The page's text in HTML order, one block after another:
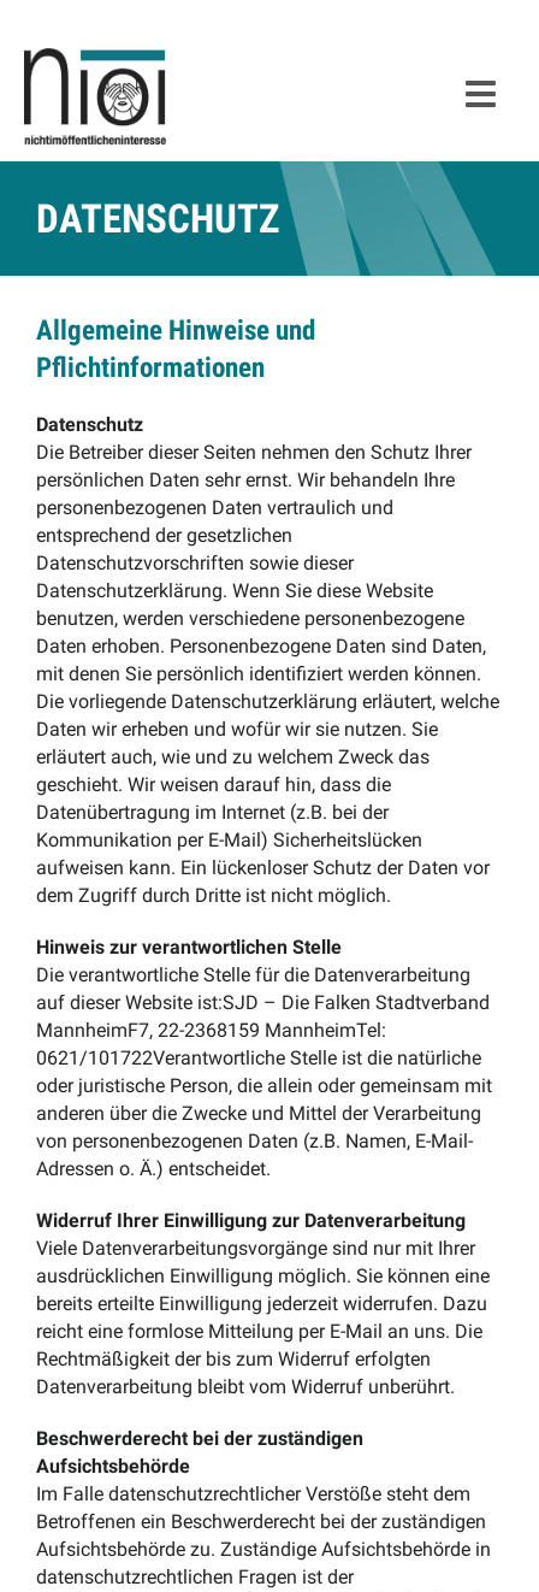
DATENSCHUTZ
Allgemeine Hinweise und
Pflichtinformationen
Datenschutz
Die Betreiber dieser Seiten nehmen den Schutz Ihrer
persönlichen Daten sehr ernst. Wir behandeln Ihre
personenbezogenen Daten vertraulich und
entsprechend der gesetzlichen
Datenschutzvorschriften sowie dieser
Datenschutzerklärung. Wenn Sie diese Website
benutzen, werden verschiedene personenbezogene
Daten erhoben. Personenbezogene Daten sind Daten,
mit denen Sie persönlich identifiziert werden können.
Die vorliegende Datenschutzerklärung erläutert, welche
Daten wir erheben und wofür wir sie nutzen. Sie
erläutert auch, wie und zu welchem Zweck das
geschieht. Wir weisen darauf hin, dass die
Datenübertragung im Internet (z.B. bei der
Kommunikation per E-Mail) Sicherheitslücken
aufweisen kann. Ein lückenloser Schutz der Daten vor
dem Zugriff durch Dritte ist nicht möglich.
Hinweis zur verantwortlichen Stelle
Die verantwortliche Stelle für die Datenverarbeitung
auf dieser Website ist:SJD – Die Falken Stadtverband
MannheimF7, 22-2368159 MannheimTel:
0621/101722Verantwortliche Stelle ist die natürliche
oder juristische Person, die allein oder gemeinsam mit
anderen über die Zwecke und Mittel der Verarbeitung
von personenbezogenen Daten (z.B. Namen, E-Mail-
Adressen o. Ä.) entscheidet.
Widerruf Ihrer Einwilligung zur Datenverarbeitung
Viele Datenverarbeitungsvorgänge sind nur mit Ihrer
ausdrücklichen Einwilligung möglich. Sie können eine
bereits erteilte Einwilligung jederzeit widerrufen. Dazu
reicht eine formlose Mitteilung per E-Mail an uns. Die
Rechtmäßigkeit der bis zum Widerruf erfolgten
Datenverarbeitung bleibt vom Widerruf unberührt.
Beschwerderecht bei der zuständigen
Aufsichtsbehörde
Im Falle datenschutzrechtlicher Verstöße steht dem
Betroffenen ein Beschwerderecht bei der zuständigen
Aufsichtsbehörde zu. Zuständige Aufsichtsbehörde in
datenschutzrechtlichen Fragen ist der